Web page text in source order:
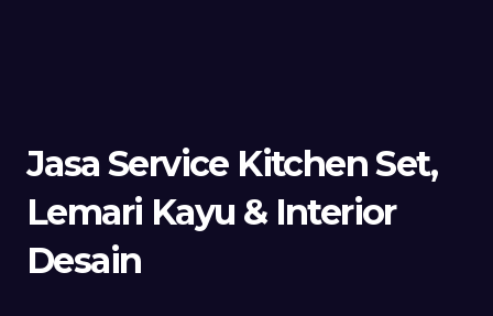
Jasa Service Kitchen Set,
Lemari Kayu & Interior
Desain